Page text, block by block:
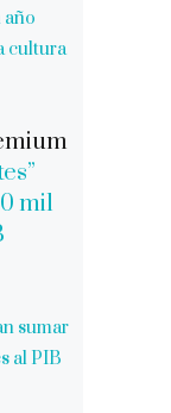
cultura
sumar
al PIB